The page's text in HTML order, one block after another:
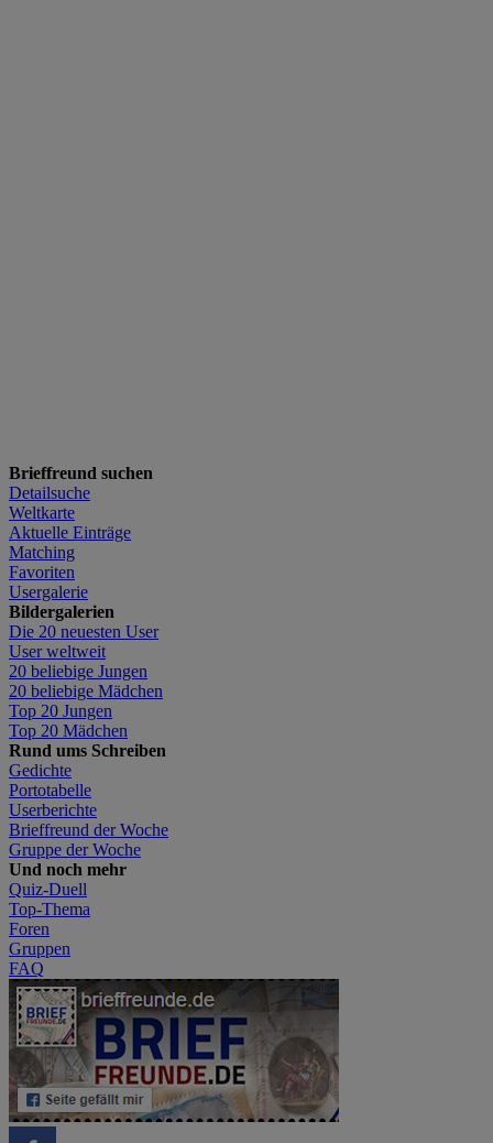
Brieffreund suchen
Detailsuche
Weltkarte
Aktuelle Einträge
Matching
Favoriten
Usergalerie
Bildergalerien
Die 20 neuesten User
User weltweit
20 beliebige Jungen
20 beliebige Mädchen
Top 20 Jungen
Top 20 Mädchen
Rund ums Schreiben
Gedichte
Portotabelle
Userberichte
Brieffreund der Woche
Gruppe der Woche
Und noch mehr
Quiz-Duell
Top-Thema
Foren
Gruppen
FAQ